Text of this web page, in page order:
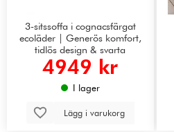
3-sitssoffa i cognacsfärgat
ecoläder | Generös komfort,
tidlös design & svarta
metallben | Harpan
4949 kr
I lager
Lägg i varukorg